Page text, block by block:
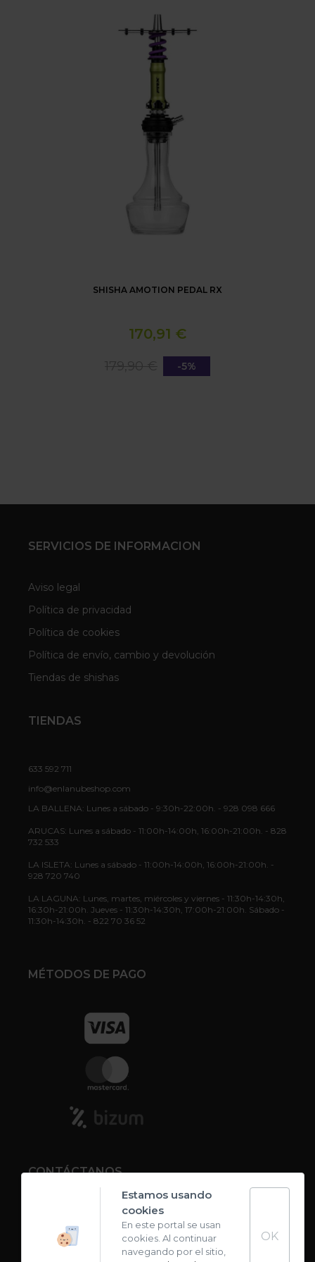
SHISHA AMOTION PEDAL RX
170,91 €
-5%
SERVICIOS DE INFORMACION
Aviso legal
Política de privacidad
Política de cookies
Política de envío, cambio y devolución
Tiendas de shishas
TIENDAS
633 592 711
info@enlanubeshop.com
LA BALLENA: Lunes a sábado - 9:30h-22:00h. - 928 098 666
ARUCAS: Lunes a sábado - 11:00h-14:00h, 16:00h-21:00h. - 828
732 533
LA ISLETA: Lunes a sábado - 11:00h-14:00h, 16:00h-21:00h. -
928 720 740
LA LAGUNA: Lunes, martes, miércoles y viernes - 11:30h-14:30h,
16:30h-21:00h. Jueves - 11:30h-14:30h, 17:00h-21:00h. Sábado -
11:30h-14:30h. - 822 70 36 52
MÉTODOS DE PAGO
CONTÁCTANOS
Carta de sabores
Estamos usando
cookies
En este portal se usan
cookies. Al continuar
navegando por el sitio,
OK